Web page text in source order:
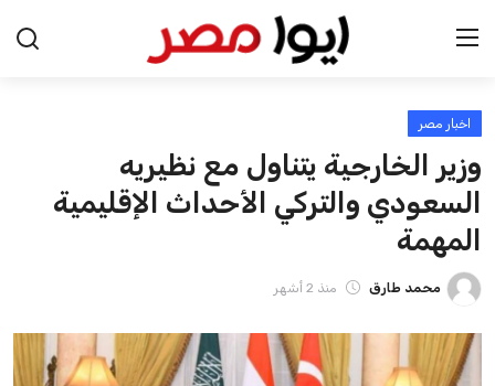
الرئيسية
اخبار مصر
عرب وعالم
اقتصاد
اخبار الرياضة
اخبار مصر
وزير الخارجية يتناول مع نظيريه
السعودي والتركي الأحداث الإقليمية
المهمة
محمد طارق منذ 2 أشهر